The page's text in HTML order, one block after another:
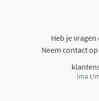
Heb je
Neem contact
(ma t/